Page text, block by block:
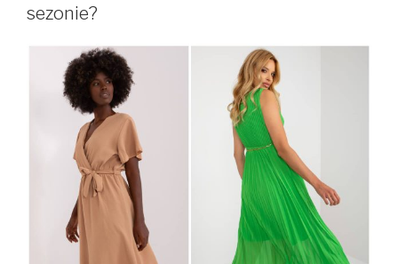
sezonie?